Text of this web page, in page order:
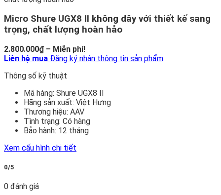
Micro Shure UGX8 II không dây với thiết kế sang
trọng, chất lượng hoàn hảo
2.800.000₫ – Miễn phí!Khoảng
giá:
Miễn
phí!
Liên hệ mua Đăng ký nhận thông tin sản phẩm
Thông số kỹ thuật
Mã hàng: Shure UGX8 II
Hãng sản xuất: Việt Hưng
Thương hiệu: AAV
Tình trạng: Có hàng
Bảo hành: 12 tháng
Xem cấu hình chi tiết
0/5
0 đánh giá